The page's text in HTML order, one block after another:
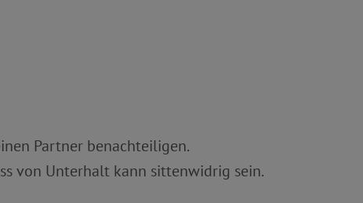
Partner benachteiligen.
von Unterhalt kann sittenwidrig sein.